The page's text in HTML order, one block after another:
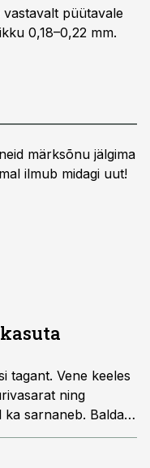
püütavale
0,18–0,22 mm.
märksõnu jälgima
ilmub midagi uut!
tagant. Vene keeles
ning
sarnaneb. Baldaa
siis, kui kala asub